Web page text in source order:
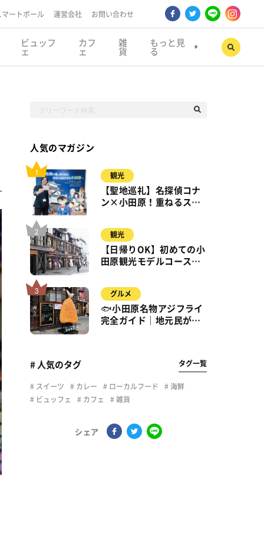
マートポール 運営会社 お問い合わせ
ビュッフ
ェ
カフ
ェ
雑
貨
もっと見
る
人気のマガジン
観光
【聖地巡礼】名探偵コナ
ン×小田原！重ねるスタ
で】小田原・箱根・湯河
原
観光
【日帰りOK】初めての小
田原観光モデルコース｜
満喫
グルメ
🐟小田原名物アジフライ
完全ガイド｜地元民が通
# 人気のタグ タグ一覧
スイーツ カレー ローカルフード
海鮮
ビュッフェ
カフェ 雑貨
シェア